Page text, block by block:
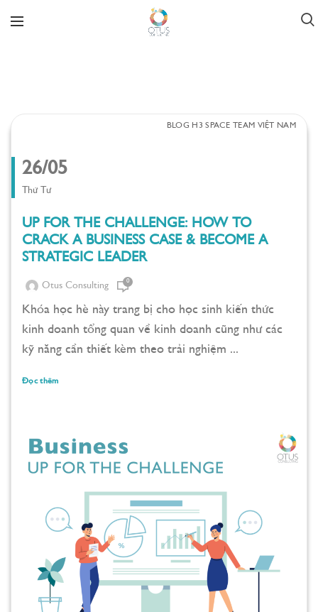
BLOG H3 SPACE TEAM VIỆT NAM
26/05
Thứ Tư
UP FOR THE CHALLENGE: HOW TO
CRACK A BUSINESS CASE & BECOME A
STRATEGIC LEADER
Otus Consulting 0
Khóa học hè này trang bị cho học sinh kiến thức
kinh doanh tổng quan về kinh doanh cũng như các
kỹ năng cần thiết kèm theo trải nghiệm ...
Đọc thêm